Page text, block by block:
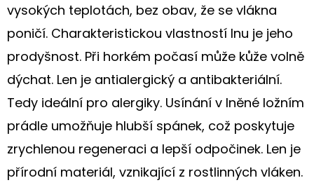
vysokých teplotách, bez obav, že se vlákna
poničí. Charakteristickou vlastností lnu je jeho
prodyšnost. Při horkém počasí může kůže volně
dýchat. Len je antialergický a antibakteriální.
Tedy ideální pro alergiky. Usínání v lněné ložním
prádle umožňuje hlubší spánek, což poskytuje
zrychlenou regeneraci a lepší odpočinek. Len je
přírodní materiál, vznikající z rostlinných vláken.